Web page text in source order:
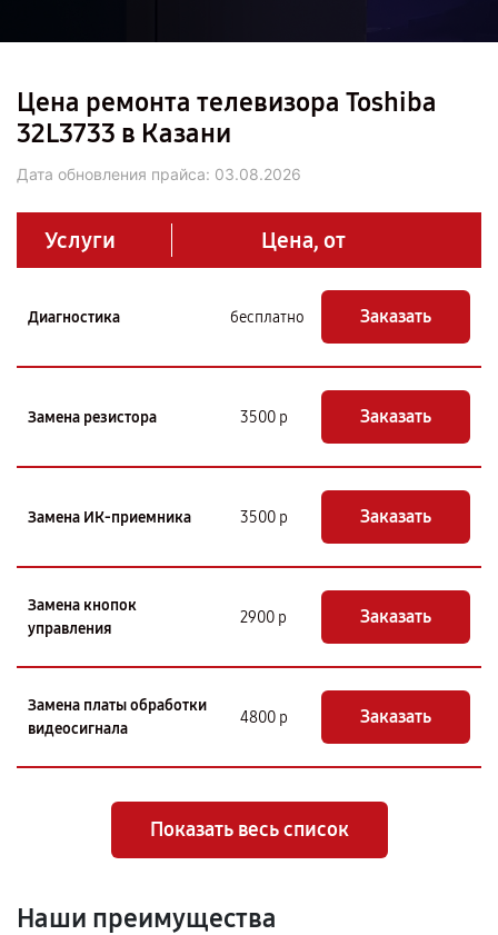
Цена ремонта телевизора Toshiba
32L3733 в Казани
Дата обновления прайса: 03.08.2026
Услуги Цена, от
Диагностика бесплатно Заказать
Замена резистора 3500 р Заказать
Замена ИК-приемника 3500 р Заказать
Замена кнопок
управления
2900 р Заказать
Замена платы обработки
видеосигнала
4800 р Заказать
Показать весь список
Наши преимущества